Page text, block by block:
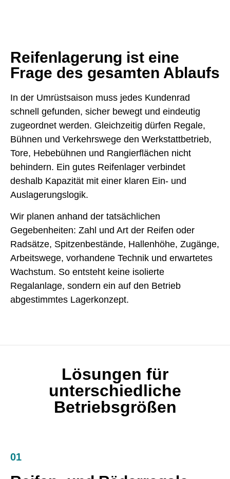
Reifenlagerung ist eine
Frage des gesamten Ablaufs
In der Umrüstsaison muss jedes Kundenrad
schnell gefunden, sicher bewegt und eindeutig
zugeordnet werden. Gleichzeitig dürfen Regale,
Bühnen und Verkehrswege den Werkstattbetrieb,
Tore, Hebebühnen und Rangierflächen nicht
behindern. Ein gutes Reifenlager verbindet
deshalb Kapazität mit einer klaren Ein- und
Auslagerungslogik.
Wir planen anhand der tatsächlichen
Gegebenheiten: Zahl und Art der Reifen oder
Radsätze, Spitzenbestände, Hallenhöhe, Zugänge,
Arbeitswege, vorhandene Technik und erwartetes
Wachstum. So entsteht keine isolierte
Regalanlage, sondern ein auf den Betrieb
abgestimmtes Lagerkonzept.
Lösungen für
unterschiedliche
Betriebsgrößen
01